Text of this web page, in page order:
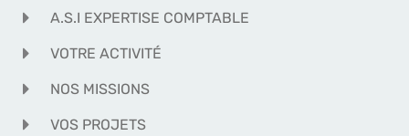
A.S.I EXPERTISE COMPTABLE
VOTRE ACTIVITÉ
NOS MISSIONS
VOS PROJETS